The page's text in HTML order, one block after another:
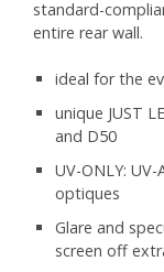
standard-
entire rear wall.
ideal for the
unique JUST
and D50
UV-ONLY:
optiques
Glare and
screen off